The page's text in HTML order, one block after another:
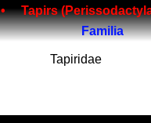
• Tapirs
Familia
Tapiridae